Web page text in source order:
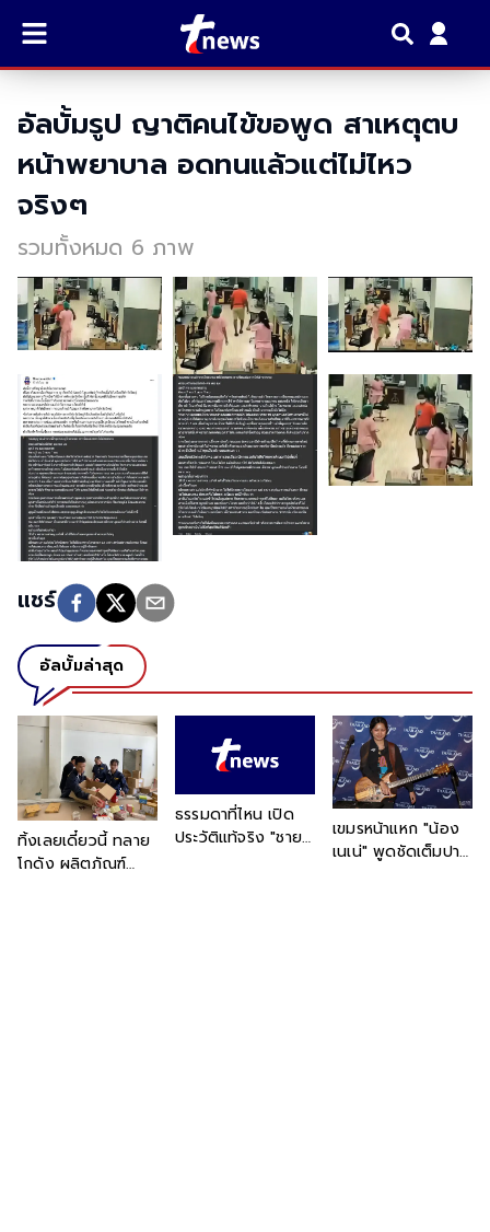
อัลบั้มรูป ญาติคนไข้ขอพูด สาเหตุตบ
หน้าพยาบาล อดทนแล้วแต่ไม่ไหว
จริงๆ
รวมทั้งหมด 6 ภาพ
แชร์
อัลบั้มล่าสุด
ทิ้งเลยเดี๋ยวนี้ ทลาย
โกดัง ผลิตภัณฑ์
ธรรมดาที่ไหน เปิด
ประวัติแท้จริง "ชายที่
เขมรหน้าแหก "น้อง
เนเน่" พูดชัดเต็มปาก